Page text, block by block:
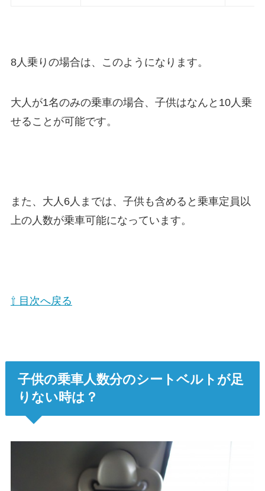
8人乗りの場合は、このようになります。
大人が1名のみの乗車の場合、子供はなんと10人乗
せることが可能です。
また、大人6人までは、子供も含めると乗車定員以
上の人数が乗車可能になっています。
⇧ 目次へ戻る
子供の乗車人数分のシートベルトが足
りない時は？